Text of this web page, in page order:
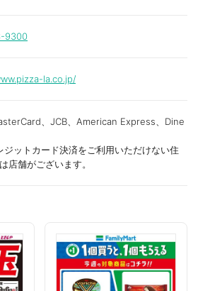
9300
la.co.jp/
、JCB、American Express、Dine
ジットカード決済をご利用いただけない住
店舗がございます。